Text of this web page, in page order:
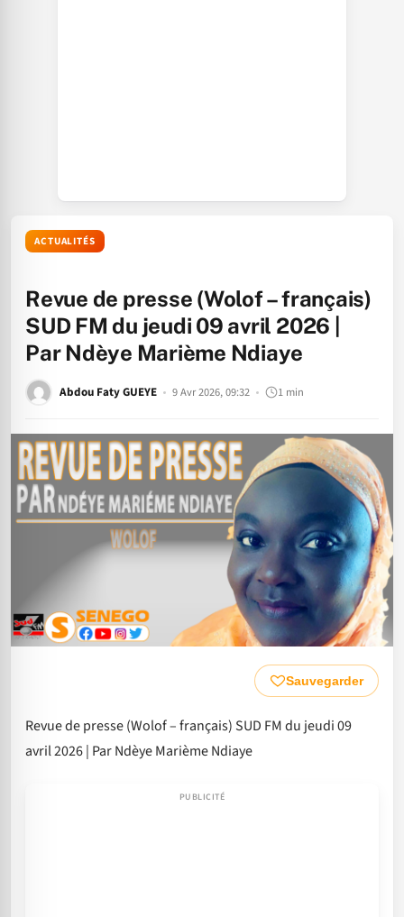
ACTUALITÉS
Revue de presse (Wolof – français)
SUD FM du jeudi 09 avril 2026 |
Par Ndèye Marième Ndiaye
Abdou Faty GUEYE 9 Avr 2026, 09:32 1 min
Sauvegarder
Revue de presse (Wolof – français) SUD FM du jeudi 09
avril 2026 | Par Ndèye Marième Ndiaye